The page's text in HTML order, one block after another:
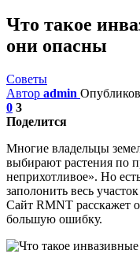
Что такое
они опасны
Советы
Автор admin
0 3
Поделится
Многие владельцы
выбирают растения по
неприхотливое». Но
заполонить весь
Сайт RMNT расскажет
большую ошибку.